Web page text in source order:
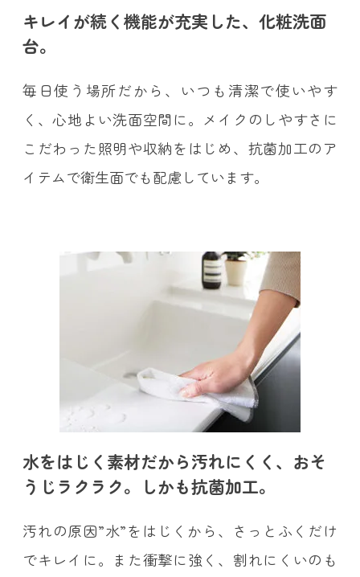
キレイが続く機能が充実した、化粧洗面
台。
毎日使う場所だから、いつも清潔で使いやす
く、心地よい洗面空間に。メイクのしやすさに
こだわった照明や収納をはじめ、抗菌加工のア
イテムで衛生面でも配慮しています。
水をはじく素材だから汚れにくく、おそ
うじラクラク。しかも抗菌加工。
汚れの原因”水”をはじくから、さっとふくだけ
でキレイに。また衝撃に強く、割れにくいのも